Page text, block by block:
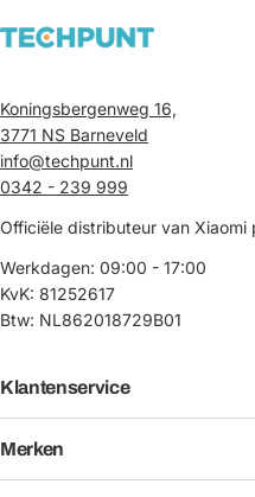
Koningsbergenweg 16,
3771 NS Barneveld
info@techpunt.nl
0342 - 239 999
Officiële distributeur van Xiaomi
Werkdagen: 09:00 - 17:00
KvK: 81252617
Btw: NL862018729B01
Klantenservice
Merken